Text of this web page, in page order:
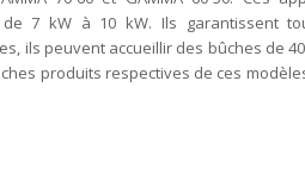
7 kW à 10 kW. Ils garantissent
ils peuvent accueillir des bûches de
produits respectives de ces